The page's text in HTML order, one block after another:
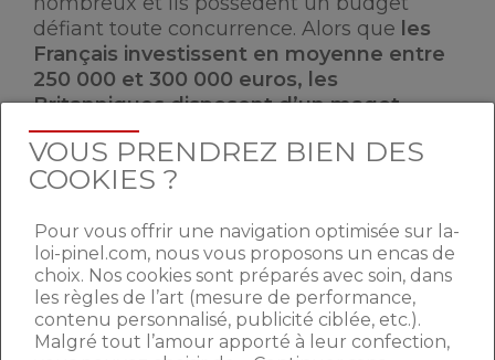
défiant toute concurrence. Alors que les
Français investissent en moyenne entre
250 000 et 300 000 euros, les
Britanniques disposent d’un magot
évalué entre 600 000 et 800 000 euros
De quoi faire pencher la balance d’un côté
plutôt que de l’autre.
UN MARCHÉ
CONCURRENTIEL
VOUS PRENDREZ BIEN DES
COOKIES ?
Pour vous offrir une navigation optimisée sur la-
loi-pinel.com, nous vous proposons un encas de
choix. Nos cookies sont préparés avec soin, dans
les règles de l’art (mesure de performance,
contenu personnalisé, publicité ciblée, etc.).
Malgré tout l’amour apporté à leur confection,